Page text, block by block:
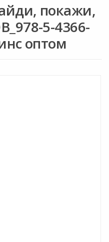
покажи,
5-4366-
оптом